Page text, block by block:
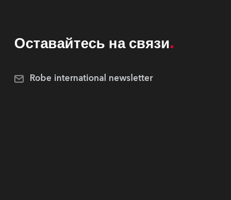
Оставайтесь на связи
Robe international newsletter